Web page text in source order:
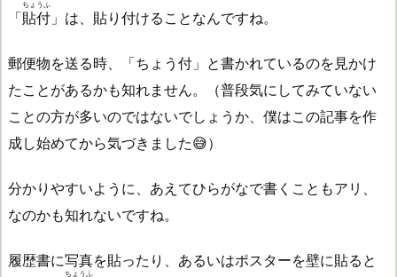
「貼付
ちょうふ
」は、貼り付けることなんですね。
郵便物を送る時、「ちょう付」と書かれているのを見かけ
たことがあるかも知れません。（普段気にしてみていない
ことの方が多いのではないでしょうか、僕はこの記事を作
成し始めてから気づきました😅）
分かりやすいように、あえてひらがなで書くこともアリ、
なのかも知れないですね。
履歴書に写真を貼ったり、あるいはポスターを壁に貼ると
ちょうふ